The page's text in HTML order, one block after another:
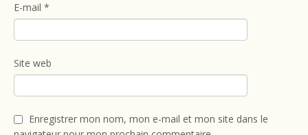
E-mail *
Site web
Enregistrer mon nom, mon e-mail et mon site dans le